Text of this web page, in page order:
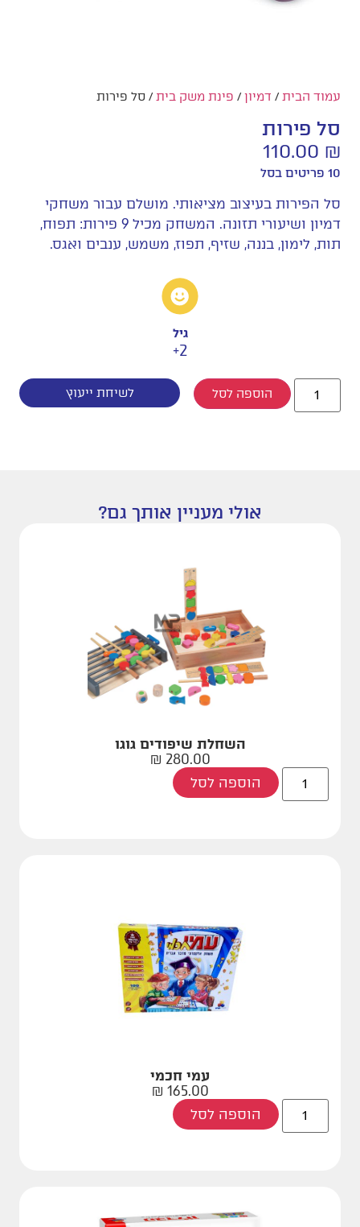
עמוד הבית/ דמיון/ פינת משק בית/ סל פירות
סל פירות
110.00 ₪
10 פריטים בסל
סל הפירות בעיצוב מציאותי. מושלם עבור משחקי
דמיון ושיעורי תזונה. המשחק מכיל 9 פירות: תפוח,
תות, לימון, בננה, שזיף, תפוז, משמש, ענבים ואגס.
גיל
2+
הוספה לסל לשיחת ייעוץ
אולי מעניין אותך גם?
השחלת שיפודים גוגו
280.00
₪
הוספה לסל
עמי חכמי
165.00
₪
הוספה לסל